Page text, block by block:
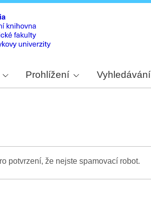
Prohlížení Vyhledávání
potvrzení, že nejste spamovací robot.